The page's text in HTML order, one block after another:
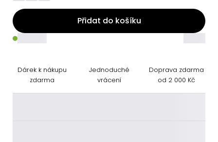
Přidat do košíku
Dárek k nákupu
zdarma
Jednoduché
vrácení
Doprava zdarma
od 2 000 Kč